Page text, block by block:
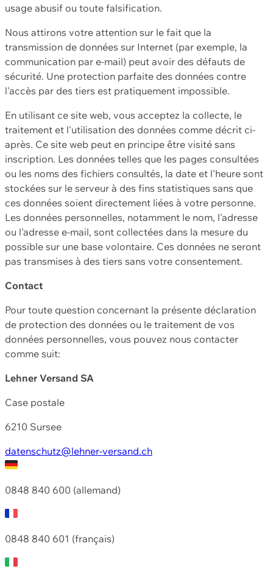
usage abusif ou toute falsification.
Nous attirons votre attention sur le fait que la
transmission de données sur Internet (par exemple, la
communication par e-mail) peut avoir des défauts de
sécurité. Une protection parfaite des données contre
l'accès par des tiers est pratiquement impossible.
En utilisant ce site web, vous acceptez la collecte, le
traitement et l'utilisation des données comme décrit ci-
après. Ce site web peut en principe être visité sans
inscription. Les données telles que les pages consultées
ou les noms des fichiers consultés, la date et l'heure sont
stockées sur le serveur à des fins statistiques sans que
ces données soient directement liées à votre personne.
Les données personnelles, notamment le nom, l'adresse
ou l'adresse e-mail, sont collectées dans la mesure du
possible sur une base volontaire. Ces données ne seront
pas transmises à des tiers sans votre consentement.
Contact
Pour toute question concernant la présente déclaration
de protection des données ou le traitement de vos
données personnelles, vous pouvez nous contacter
comme suit:
Lehner Versand SA
Case postale
6210 Sursee
datenschutz@lehner-versand.ch
0848 840 600 (allemand)
0848 840 601 (français)